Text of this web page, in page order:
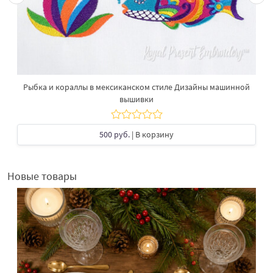
Рыбка и кораллы в мексиканском стиле Дизайны машинной
вышивки
500 руб. | В корзину
Новые товары